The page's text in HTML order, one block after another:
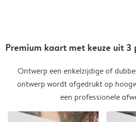
Premium kaart met keuze uit
Ontwerp een enkelzijdige of
ontwerp wordt afgedrukt op
een professionele